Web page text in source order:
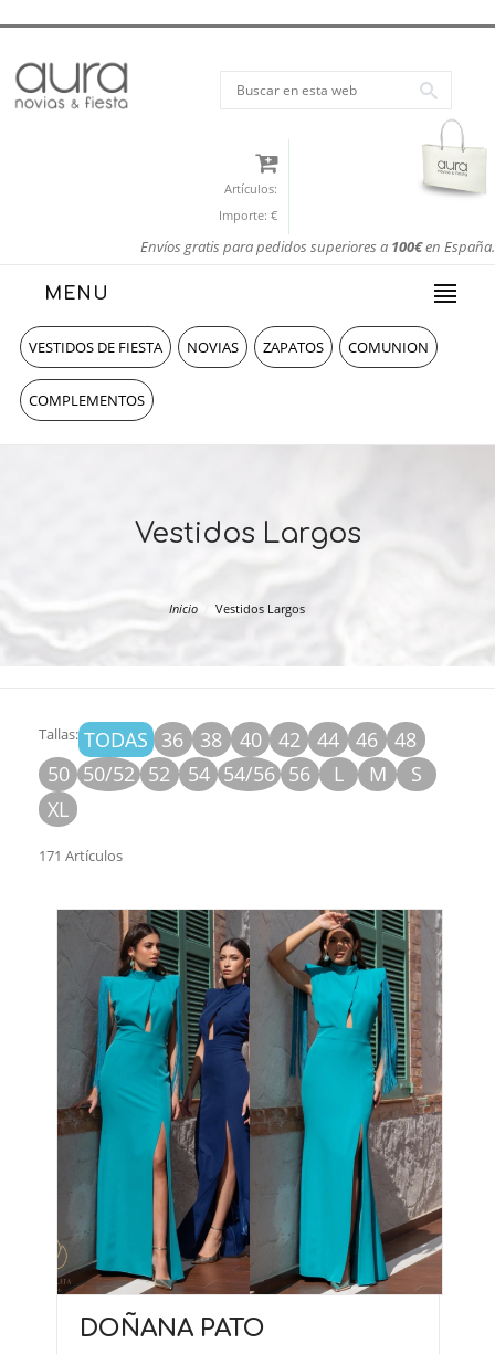
Artículos:
Importe: €
Envíos gratis para pedidos superiores a 100€en España.
MENU
VESTIDOS DE FIESTA NOVIAS ZAPATOS COMUNION
COMPLEMENTOS
Vestidos Largos
Inicio Vestidos Largos
Tallas: TODAS 36 38 40 42 44 46
48
50 50/52 52 54 54/56 56 L M
S
XL
171 Artículos
DOÑANA PATO